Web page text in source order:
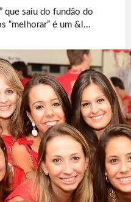
que saiu do fundão do
“melhorar” é um &l...